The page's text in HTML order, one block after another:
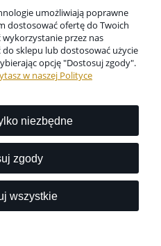
nas
wszystkich przedmiotów
możliwe.
umożliwiają poprawne
dostosować ofertę do Twoich
przez nas
sklepu lub dostosować użycie
opcję "Dostosuj zgody".
w naszej Polityce
niezbędne
zgody
wszystkie